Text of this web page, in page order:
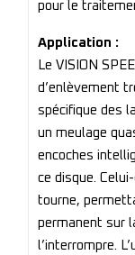
pour le
Application :
Le VISION
d’enlèvement
spécifique des
un meulage
encoches
ce disque.
tourne,
permanent sur
l’interrompre.